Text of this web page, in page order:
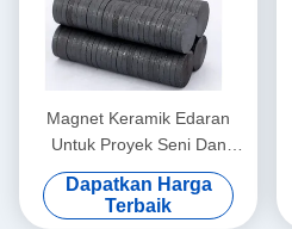
Magnet Keramik Edaran
Untuk Proyek Seni Dan
Kerajinan / Kulkas / Papan
Tulis
Dapatkan Harga
Terbaik